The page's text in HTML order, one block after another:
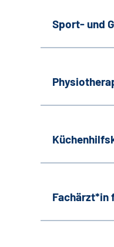
Sport- und
Fachärzt*in